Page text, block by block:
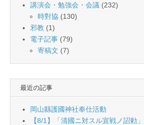
講演会・勉強会・会議 (232)
時對協 (130)
邪教 (1)
電子記事 (79)
寄稿文 (7)
最近の記事
岡山縣護國神社奉仕活動
【8/1】「清國ニ対スル宣戦ノ詔勅